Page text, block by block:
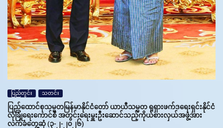
ပြည်တွင်း သတင်း
ပြည်ထောင်စုသမ္မတမြန်မာနိုင်ငံတော် ယာယီသမ္မတ ရုရှားဖက်ဒရေးရှင်းနိုင်ငံ
လုံခြုံရေးကောင်စီ အတွင်းရေးမှူးဦးဆောင်သည့်ကိုယ်စားလှယ်အဖွဲ့အား
လက်ခံတွေ့ဆုံ (၃-၂-၂၀၂၆)